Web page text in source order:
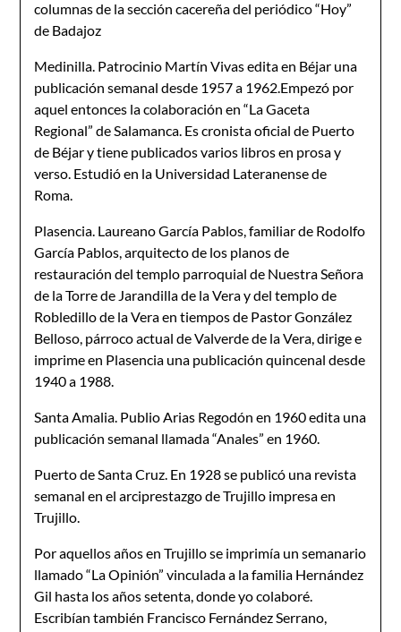
columnas de la sección cacereña del periódico “Hoy”
de Badajoz
Medinilla. Patrocinio Martín Vivas edita en Béjar una
publicación semanal desde 1957 a 1962.Empezó por
aquel entonces la colaboración en “La Gaceta
Regional” de Salamanca. Es cronista oficial de Puerto
de Béjar y tiene publicados varios libros en prosa y
verso. Estudió en la Universidad Lateranense de
Roma.
Plasencia. Laureano García Pablos, familiar de Rodolfo
García Pablos, arquitecto de los planos de
restauración del templo parroquial de Nuestra Señora
de la Torre de Jarandilla de la Vera y del templo de
Robledillo de la Vera en tiempos de Pastor González
Belloso, párroco actual de Valverde de la Vera, dirige e
imprime en Plasencia una publicación quincenal desde
1940 a 1988.
Santa Amalia. Publio Arias Regodón en 1960 edita una
publicación semanal llamada “Anales” en 1960.
Puerto de Santa Cruz. En 1928 se publicó una revista
semanal en el arciprestazgo de Trujillo impresa en
Trujillo.
Por aquellos años en Trujillo se imprimía un semanario
llamado “La Opinión” vinculada a la familia Hernández
Gil hasta los años setenta, donde yo colaboré.
Escribían también Francisco Fernández Serrano,